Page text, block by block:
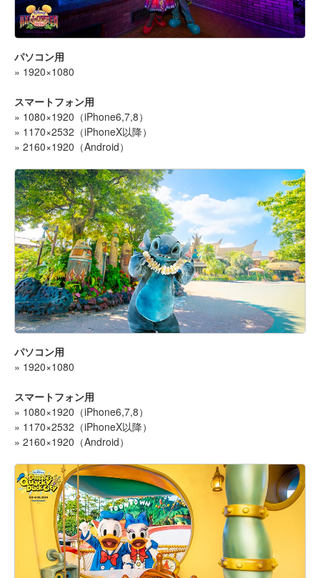
パソコン用
» 1920×1080
スマートフォン用
» 1080×1920（iPhone6,7,8）
» 1170×2532（iPhoneX以降）
» 2160×1920（Android）
パソコン用
» 1920×1080
スマートフォン用
» 1080×1920（iPhone6,7,8）
» 1170×2532（iPhoneX以降）
» 2160×1920（Android）